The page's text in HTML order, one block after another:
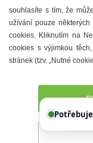
Prohlášení o
souhlasíte s tím, že
užívání pouze
cookies. Kliknutím na
cookies s výjimkou
stránek (tzv. „Nutné
Potřebujete
Chettyho.